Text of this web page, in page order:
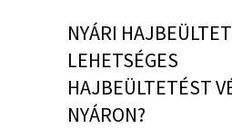
NYÁRI
LEHETSÉGES
HAJBEÜLTETÉST
NYÁRON?